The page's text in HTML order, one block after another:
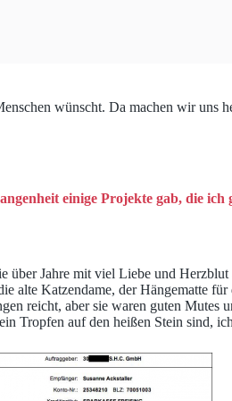
wünscht. Da machen wir
einige Projekte gab, die ich
Jahre mit viel Liebe und
alte Katzendame, der Hängematte
reicht, aber sie waren guten Mutes
Tropfen auf den heißen Stein sind,